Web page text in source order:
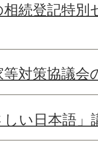
続登記特別
対策協議会
い日本語」